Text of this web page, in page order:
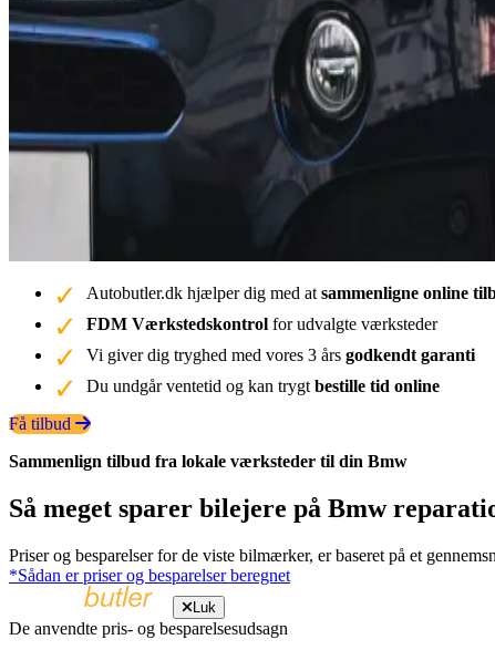
Autobutler.dk hjælper dig med at sammenligne online
FDM Værkstedskontrol for udvalgte værksteder
Vi giver dig tryghed med vores 3 års godkendt garanti
Du undgår ventetid og kan trygt bestille tid online
Få tilbud
Sammenlign tilbud fra lokale værksteder til din Bmw
Så meget sparer bilejere på Bmw
Priser og besparelser for de viste bilmærker, er baseret på et
*Sådan er priser og besparelser beregnet
Luk
De anvendte pris- og besparelsesudsagn